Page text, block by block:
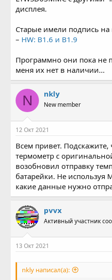
дисплея.
Старые имели подпись на
– HW: B1.6 и B1.9
Программно они пока не
меня их нет в наличии...
N nkly
New member
12 Окт 2021
Всем привет.
термометр с
возобновил отправку
батарейки. Не используя
какие данные нужно
pvvx
Активный участник
13 Окт 2021
nkly написал(а):